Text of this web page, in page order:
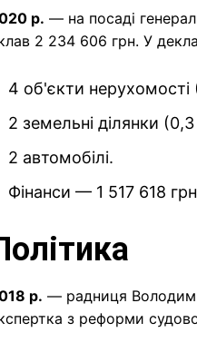
р. — на посаді
2 234 606 грн. У
4 об'єкти нерухомості
2 земельні ділянки (0,3
2 автомобілі.
Фінанси — 1 517 618
р. — радниця
з реформи